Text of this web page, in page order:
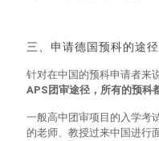
三、申请德国预科的途径
针对在中国的预科申请者来
APS团审途径，所有的预科
一般高中团审项目的入学考
的老师、教授过来中国进行